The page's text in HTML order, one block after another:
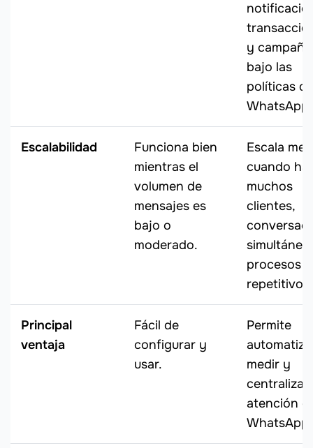
y
bajo las
políticas de
WhatsApp.
Escalabilidad
Funciona bien
mientras el
volumen de
mensajes es
bajo o
moderado.
Escala
cuando
muchos
clientes,
procesos
repetitivos.
Principal
ventaja
Fácil de
configurar y
usar.
Permite
medir y
centralizar
atención
WhatsApp.